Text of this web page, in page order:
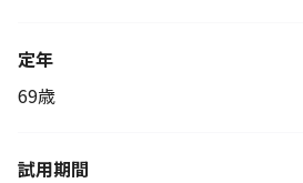
定年
69歳
試用期間